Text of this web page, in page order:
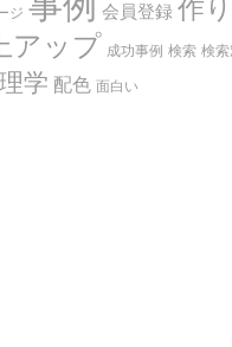
ジ 会員登録 作り
アップ 成功事例 検索 検索
学 配色 面白い